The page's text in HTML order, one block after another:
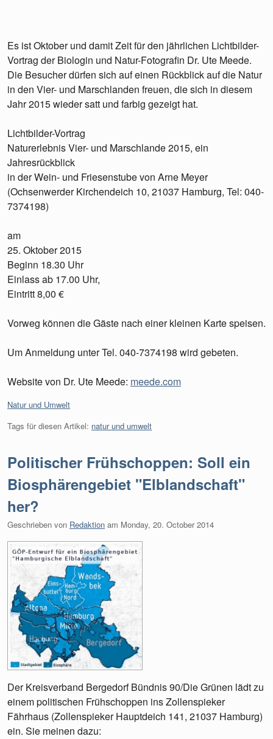
Es ist Oktober und damit Zeit für den jährlichen Lichtbilder-
Vortrag der Biologin und Natur-Fotografin Dr. Ute Meede.
Die Besucher dürfen sich auf einen Rückblick auf die Natur
in den Vier- und Marschlanden freuen, die sich in diesem
Jahr 2015 wieder satt und farbig gezeigt hat.
Lichtbilder-Vortrag
Naturerlebnis Vier- und Marschlande 2015, ein
Jahresrückblick
in der Wein- und Friesenstube von Arne Meyer
(Ochsenwerder Kirchendeich 10, 21037 Hamburg, Tel: 040-
7374198)
am
25. Oktober 2015
Beginn 18.30 Uhr
Einlass ab 17.00 Uhr,
Eintritt 8,00 €
Vorweg können die Gäste nach einer kleinen Karte speisen.
Um Anmeldung unter Tel. 040-7374198 wird gebeten.
Website von Dr. Ute Meede: meede.com
Kategorien:
Natur und Umwelt
Tags für diesen Artikel: natur und umwelt
Politischer Frühschoppen: Soll ein
Biosphärengebiet "Elblandschaft"
her?
Geschrieben von Redaktion am Monday, 20. October 2014
Der Kreisverband Bergedorf Bündnis 90/Die Grünen lädt zu
einem politischen Frühschoppen ins Zollenspieker
Fährhaus (Zollenspieker Hauptdeich 141, 21037 Hamburg)
ein. Sie meinen dazu: